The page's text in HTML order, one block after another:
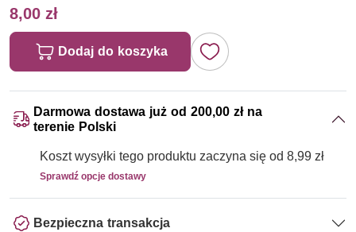
8,00 zł
Dodaj do koszyka
Darmowa dostawa już od 200,00 zł na
terenie Polski
Koszt wysyłki tego produktu zaczyna się od 8,99 zł
Sprawdź opcje dostawy
Bezpieczna transakcja